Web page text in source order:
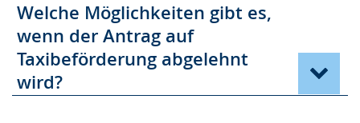
Welche Möglichkeiten gibt es,
wenn der Antrag auf
Taxibeförderung abgelehnt
wird?